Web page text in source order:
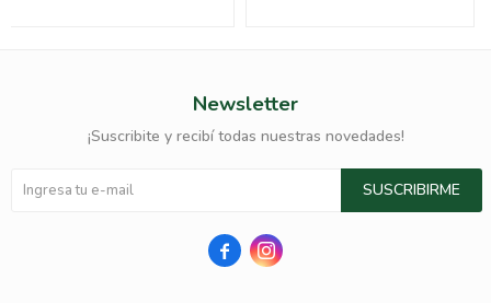
Newsletter
¡Suscribite y recibí todas nuestras novedades!
SUSCRIBIRME
 